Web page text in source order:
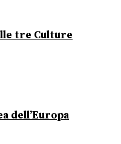
tre Culture
dell’Europa